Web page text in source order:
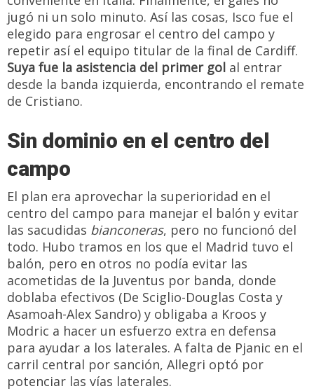
jugó ni un solo minuto. Así las cosas, Isco fue el
elegido para engrosar el centro del campo y
repetir así el equipo titular de la final de Cardiff.
Suya fue la asistencia del primer gol al entrar
desde la banda izquierda, encontrando el remate
de Cristiano.
Sin dominio en el centro del
campo
El plan era aprovechar la superioridad en el
centro del campo para manejar el balón y evitar
las sacudidas bianconeras, pero no funcionó del
todo. Hubo tramos en los que el Madrid tuvo el
balón, pero en otros no podía evitar las
acometidas de la Juventus por banda, donde
doblaba efectivos (De Sciglio-Douglas Costa y
Asamoah-Alex Sandro) y obligaba a Kroos y
Modric a hacer un esfuerzo extra en defensa
para ayudar a los laterales. A falta de Pjanic en el
carril central por sanción, Allegri optó por
potenciar las vías laterales.